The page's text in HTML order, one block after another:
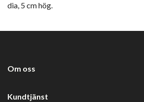
dia, 5 cm hög.
Om oss
Kundtjänst